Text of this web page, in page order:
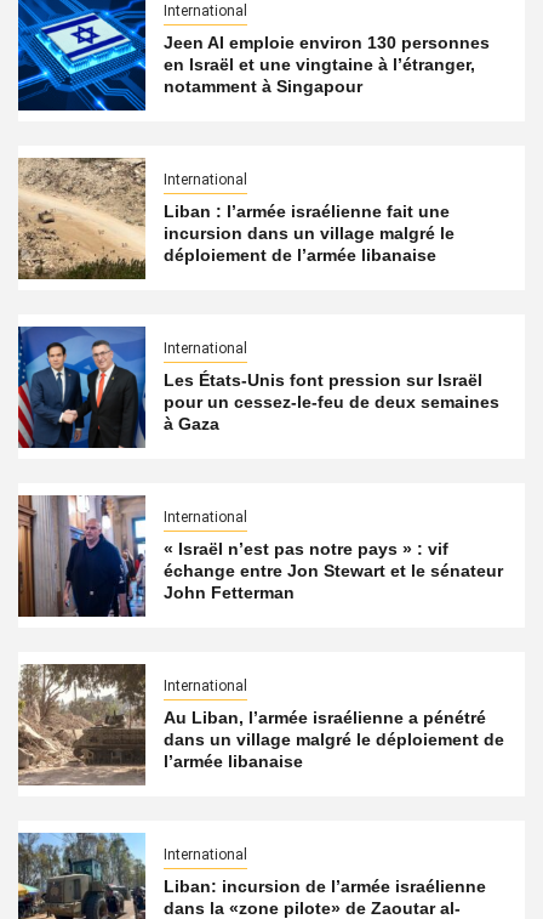
International
Jeen AI emploie environ 130 personnes
en Israël et une vingtaine à l’étranger,
notamment à Singapour
International
Liban : l’armée israélienne fait une
incursion dans un village malgré le
déploiement de l’armée libanaise
International
Les États-Unis font pression sur Israël
pour un cessez-le-feu de deux semaines
à Gaza
International
« Israël n’est pas notre pays » : vif
échange entre Jon Stewart et le sénateur
John Fetterman
International
Au Liban, l’armée israélienne a pénétré
dans un village malgré le déploiement de
l’armée libanaise
International
Liban: incursion de l’armée israélienne
dans la «zone pilote» de Zaoutar al-